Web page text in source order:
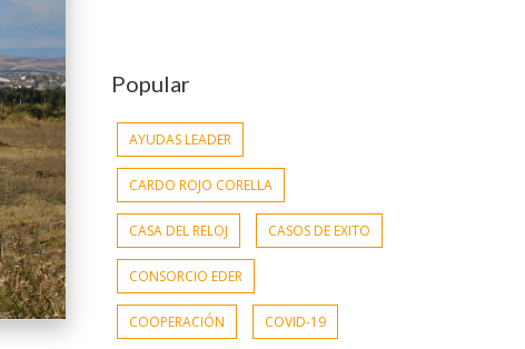
Popular
AYUDAS LEADER
CARDO ROJO CORELLA
CASA DEL RELOJ CASOS DE EXITO
CONSORCIO EDER
COOPERACIÓN COVID-19